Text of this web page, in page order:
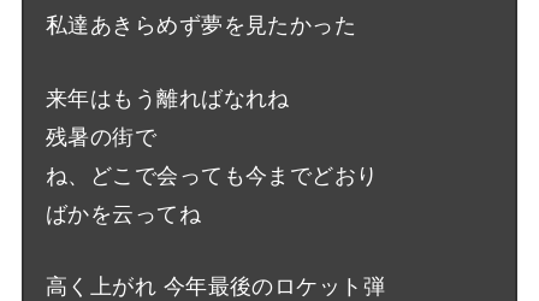
私達あきらめず夢を見たかった
来年はもう離ればなれね
残暑の街で
ね、どこで会っても今までどおり
ばかを云ってね
高く上がれ 今年最後のロケット弾